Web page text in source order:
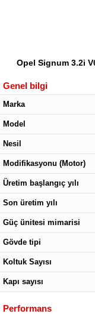
Opel Signum 3.2i
Genel bilgi
Marka
Model
Nesil
Modifikasyonu (Motor)
Üretim başlangıç yılı
Son üretim yılı
Güç ünitesi mimarisi
Gövde tipi
Koltuk Sayısı
Kapı sayısı
Performans